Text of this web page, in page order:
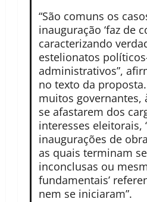
“São comuns os
inauguração ‘faz de
caracterizando
estelionatos
administrativos”,
no texto da
muitos governantes,
se afastarem dos
interesses eleitorais,
inaugurações de
as quais terminam
inconclusas ou
fundamentais’
nem se iniciaram”.